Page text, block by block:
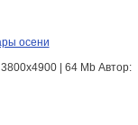
осени
| 64 Mb Автор: